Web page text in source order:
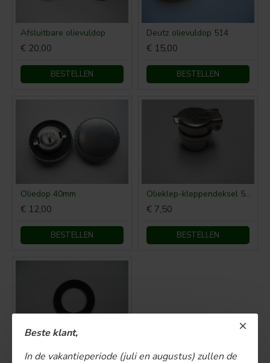
Beste klant,
In de vakantieperiode (juli en augustus) zullen de
Afsluitbare olievuldop
€ 20,00
BESTELLEN
Deutz olievuldop 514
€ 15,00
BESTELLEN
Oliedop 40mm
€ 12,00
BESTELLEN
Olieklep-kleppendeksel 514
€ 7,50
BESTELLEN
Olievuldop rubber 40mm